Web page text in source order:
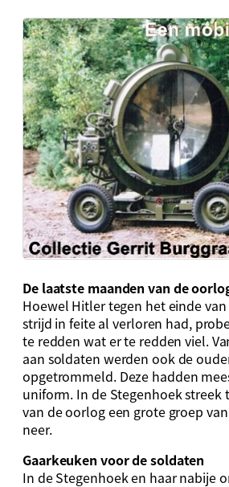
De laatste maanden van de
Hoewel Hitler tegen het einde
strijd in feite al verloren had,
te redden wat er te redden viel.
aan soldaten werden ook de
opgetrommeld. Deze hadden
uniform. In de Stegenhoek streek
van de oorlog een grote groep
neer.
Gaarkeuken voor de soldaten
In de Stegenhoek en haar nabije